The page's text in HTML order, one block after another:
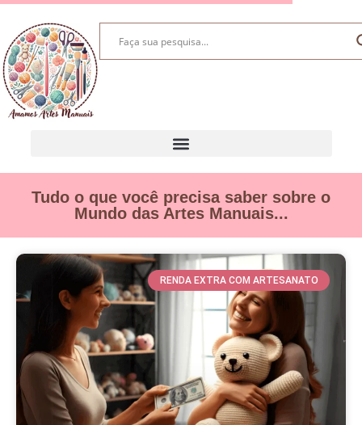
Tudo o que você precisa saber sobre o
Mundo das Artes Manuais...
RENDA EXTRA COM ARTESANATO